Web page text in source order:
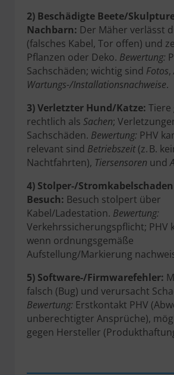
2) Beschädigte Beete/
Nachbarn: Der Mäher verlässt
(falsches Kabel, Tor offen) und
Pflanzen oder Deko. Bewertung:
Sachschäden; wichtig sind Fotos,
Wartungs-/Installationsnachweise.
3) Verletzter Hund/Katze: Tiere
rechtlich als Sachen;
Sachschäden. Bewertung: PHV
relevant sind Betriebszeit(z. B.
Nachtfahrten), Tiersensoren und
4) Stolper-/
Besuch: Besuch stolpert über
Kabel/Ladestation. Bewertung:
Verkehrssicherungspflicht; PHV
wenn ordnungsgemäße
Aufstellung/Markierung
5) Software-/Firmwarefehler:
falsch (Bug) und verursacht
Bewertung: Erstkontakt PHV
unberechtigter Ansprüche),
gegen Hersteller